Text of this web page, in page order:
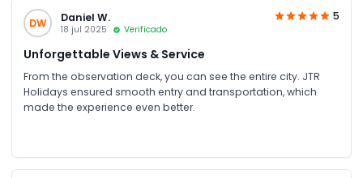
DW Daniel W.
18 jul 2025 Verificado
5
Unforgettable Views & Service
From the observation deck, you can see the entire city. JTR
Holidays ensured smooth entry and transportation, which
made the experience even better.